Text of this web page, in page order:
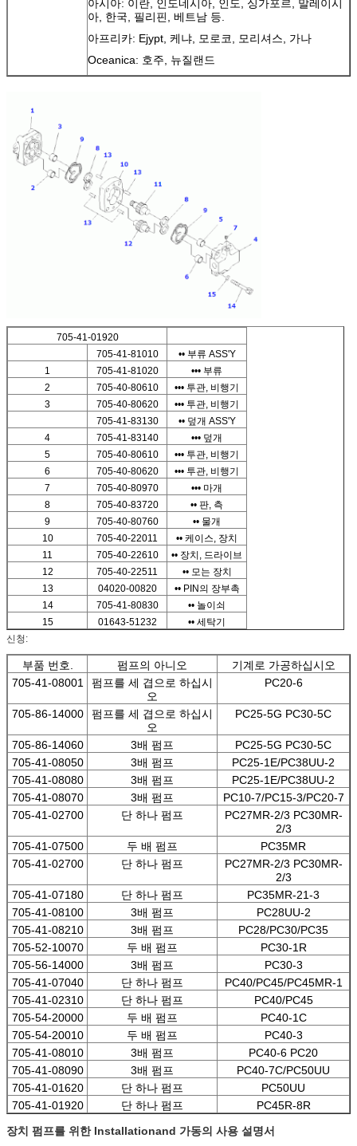
아시아: 이란, 인도네시아, 인도, 싱가포르, 말레이시
아, 한국, 필리핀, 베트남 등.
아프리카: Ejypt, 케냐, 모로코, 모리셔스, 가나
Oceanica: 호주, 뉴질랜드
705-41-01920
705-41-81010
•• 부류 ASS'Y
1
705-41-81020
••• 부류
2
705-40-80610
••• 투관, 비행기
3
705-40-80620
••• 투관, 비행기
705-41-83130
•• 덮개 ASS'Y
4
705-41-83140
••• 덮개
5
705-40-80610
••• 투관, 비행기
6
705-40-80620
••• 투관, 비행기
7
705-40-80970
••• 마개
8
705-40-83720
•• 판, 측
9
705-40-80760
•• 물개
10
705-40-22011
•• 케이스, 장치
11
705-40-22610
•• 장치, 드라이브
12
705-40-22511
•• 모는 장치
13
04020-00820
•• PIN의 장부촉
14
705-41-80830
•• 놀이쇠
15
01643-51232
•• 세탁기
신청:
부품 번호. 펌프의 아니오
기계로 가공하십시오
705-41-08001
펌프를 세 겹으로 하십시
오
PC20-6
705-86-14000
펌프를 세 겹으로 하십시
오
PC25-5G PC30-5C
705-86-14060 3배 펌프
PC25-5G PC30-5C
705-41-08050
3배 펌프
PC25-1E/PC38UU-2
705-41-08080
3배 펌프
PC25-1E/PC38UU-2
705-41-08070
3배 펌프
PC10-7/PC15-3/PC20-7
705-41-02700
단 하나 펌프
PC27MR-2/3 PC30MR-
2/3
705-41-07500
두 배 펌프
PC35MR
705-41-02700
단 하나 펌프
PC27MR-2/3 PC30MR-
2/3
705-41-07180
단 하나 펌프
PC35MR-21-3
705-41-08100
3배 펌프
PC28UU-2
705-41-08210
3배 펌프
PC28/PC30/PC35
705-52-10070
두 배 펌프
PC30-1R
705-56-14000
3배 펌프
PC30-3
705-41-07040
단 하나 펌프
PC40/PC45/PC45MR-1
705-41-02310
단 하나 펌프
PC40/PC45
705-54-20000
두 배 펌프
PC40-1C
705-54-20010
두 배 펌프
PC40-3
705-41-08010
3배 펌프
PC40-6 PC20
705-41-08090
3배 펌프
PC40-7C/PC50UU
705-41-01620
단 하나 펌프
PC50UU
705-41-01920
단 하나 펌프
PC45R-8R
장치 펌프를 위한 Installationand 가동의 사용 설명서